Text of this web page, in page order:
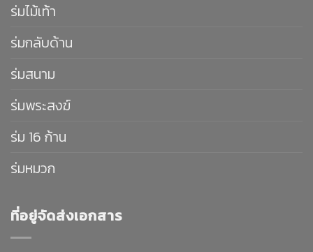
ร่มไม้เท้า
ร่มกลับด้าน
ร่มสนาม
ร่มพระสงฆ์
ร่ม 16 ก้าน
ร่มหมวก
ที่อยู่จัดส่งเอกสาร